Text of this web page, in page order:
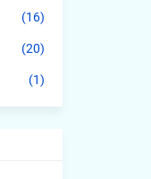
(16)
(20)
(1)